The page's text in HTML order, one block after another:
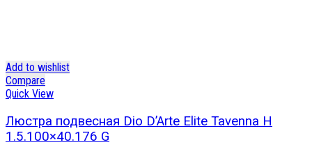
Add to wishlist
Compare
Quick View
Люстра подвесная Dio D’Arte Elite Tavenna H
1.5.100×40.176 G